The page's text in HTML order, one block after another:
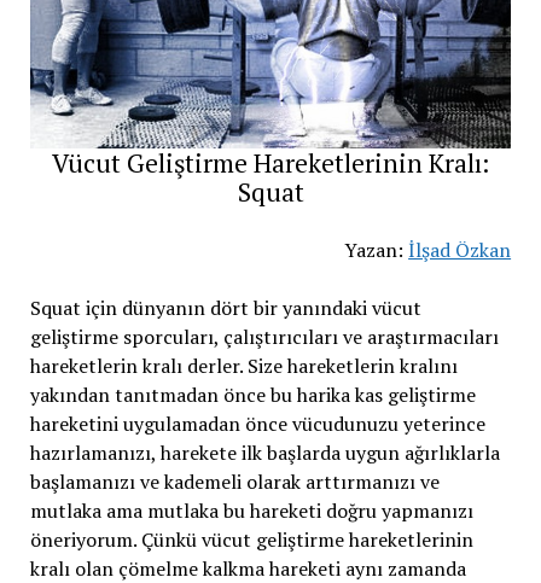
Vücut Geliştirme Hareketlerinin Kralı:
Squat
Yazan:İlşad Özkan
Squat için dünyanın dört bir yanındaki vücut
geliştirme sporcuları, çalıştırıcıları ve araştırmacıları
hareketlerin kralı derler. Size hareketlerin kralını
yakından tanıtmadan önce bu harika kas geliştirme
hareketini uygulamadan önce vücudunuzu yeterince
hazırlamanızı, harekete ilk başlarda uygun ağırlıklarla
başlamanızı ve kademeli olarak arttırmanızı ve
mutlaka ama mutlaka bu hareketi doğru yapmanızı
öneriyorum. Çünkü vücut geliştirme hareketlerinin
kralı olan çömelme kalkma hareketi aynı zamanda